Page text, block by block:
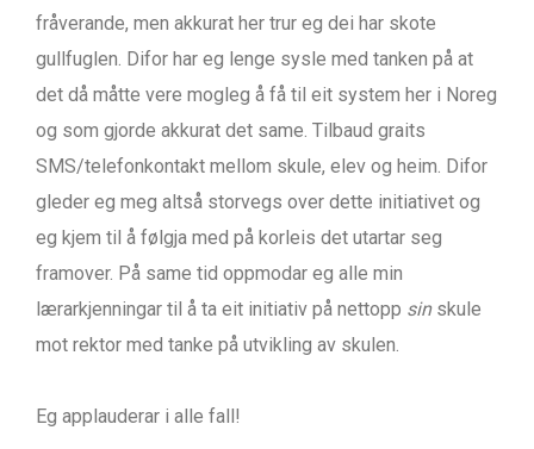
fråverande, men akkurat her trur eg dei har skote
gullfuglen. Difor har eg lenge sysle med tanken på at
det då måtte vere mogleg å få til eit system her i Noreg
og som gjorde akkurat det same. Tilbaud graits
SMS/telefonkontakt mellom skule, elev og heim. Difor
gleder eg meg altså storvegs over dette initiativet og
eg kjem til å følgja med på korleis det utartar seg
framover. På same tid oppmodar eg alle min
lærarkjenningar til å ta eit initiativ på nettopp sinskule
mot rektor med tanke på utvikling av skulen.
Eg applauderar i alle fall!